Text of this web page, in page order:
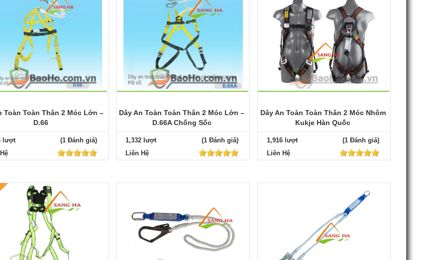
Toàn Toàn Thân 2 Móc Lớn –
D.66
lượt
(1 Đánh giá)
Dây An Toàn Toàn Thân 2 Móc Lớn –
D.66A Chống Sốc
1,332 lượt
(1 Đánh giá)
Liên Hệ
Dây An Toàn Toàn Thân 2 Móc Nhôm
Kukje Hàn Quốc
1,916 lượt
(1 Đánh giá)
Liên Hệ